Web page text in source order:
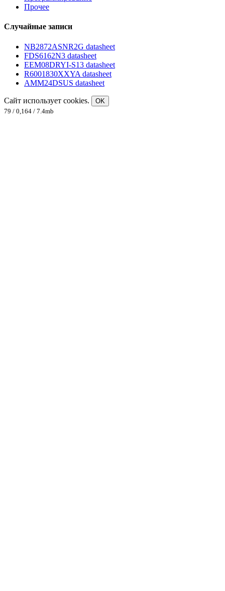
Прочее
Случайные записи
NB2872ASNR2G datasheet
FDS6162N3 datasheet
EEM08DRYI-S13 datasheet
R6001830XXYA datasheet
AMM24DSUS datasheet
Сайт использует cookies.
OK
79 / 0,164 / 7.4mb